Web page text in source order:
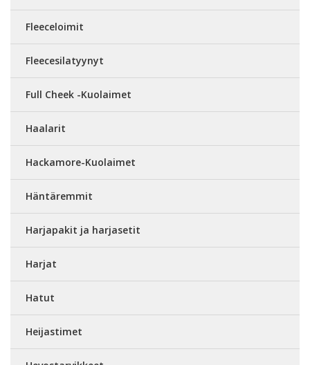
Fleeceloimit
Fleecesilatyynyt
Full Cheek -Kuolaimet
Haalarit
Hackamore-Kuolaimet
Häntäremmit
Harjapakit ja harjasetit
Harjat
Hatut
Heijastimet